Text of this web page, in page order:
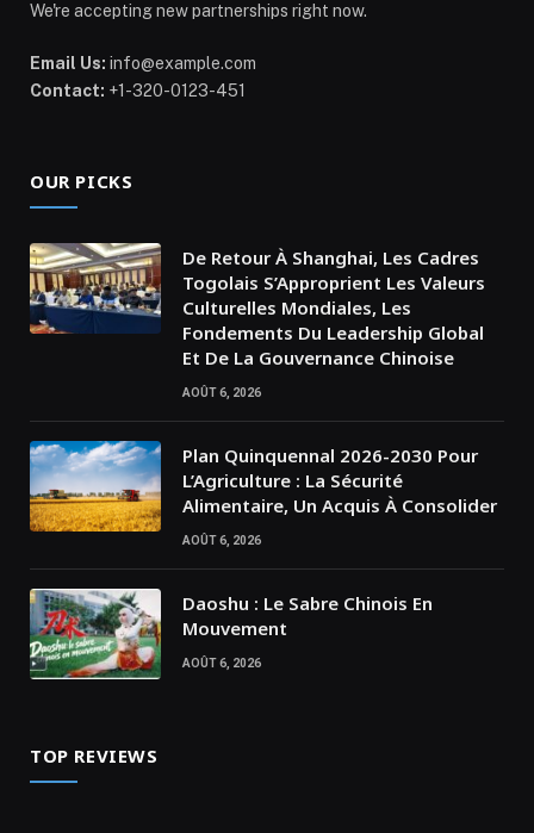
We're accepting new partnerships right now.
Email Us: info@example.com
Contact: +1-320-0123-451
OUR PICKS
De Retour À Shanghai, Les Cadres
Togolais S’Approprient Les Valeurs
Culturelles Mondiales, Les
Fondements Du Leadership Global
Et De La Gouvernance Chinoise
AOÛT 6, 2026
Plan Quinquennal 2026-2030 Pour
L’Agriculture : La Sécurité
Alimentaire, Un Acquis À Consolider
AOÛT 6, 2026
Daoshu : Le Sabre Chinois En
Mouvement
AOÛT 6, 2026
TOP REVIEWS